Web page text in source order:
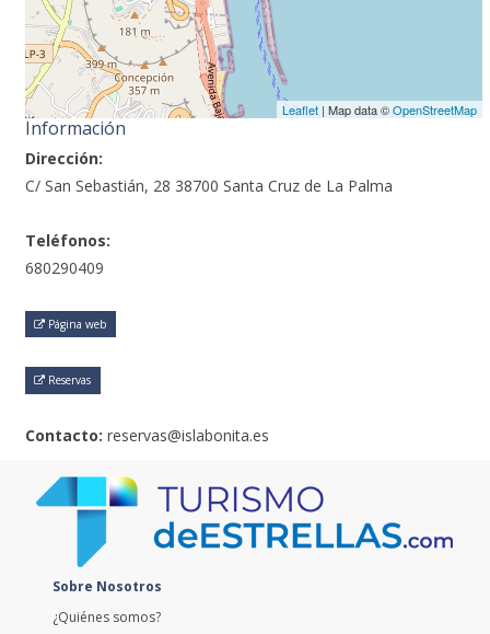
Leaflet| Map data ©OpenStreetMap
Información
Dirección:
C/ San Sebastián, 28 38700 Santa Cruz de La Palma
Teléfonos:
680290409
Página web
Reservas
Contacto: reservas@islabonita.es
Sobre Nosotros
¿Quiénes somos?